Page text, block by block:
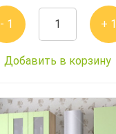
- 1 + 1
Добавить в корзину